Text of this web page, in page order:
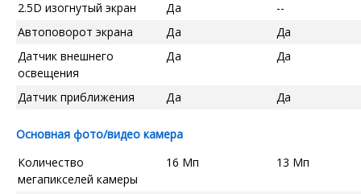
2.5D изогнутый экран Да
--
Автоповорот экрана
Да
Да
Датчик внешнего
освещения
Да Да
Датчик приближения Да Да
Основная фото/видео камера
Количество
мегапикселей камеры
16 Мп 13 Мп